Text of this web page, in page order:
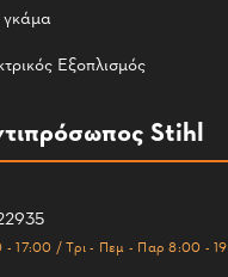
γκάμα
Εξοπλισμός
Stihl
- 17:00 / Τρι - Πεμ - Παρ 8:00 -